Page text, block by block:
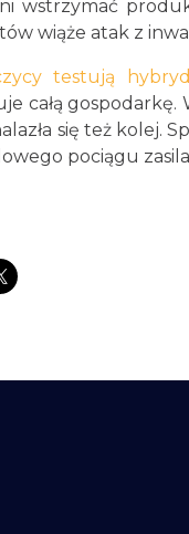
wstrzymać
wiąże atak z
testują
całą
się też kolej.
pociągu